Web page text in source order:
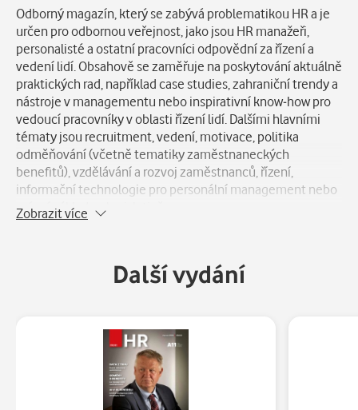
Popis
Odborný magazín, který se zabývá problematikou HR a je
určen pro odbornou veřejnost, jako jsou HR manažeři,
personalisté a ostatní pracovníci odpovědní za řízení a
vedení lidí. Obsahově se zaměřuje na poskytování aktuálně
praktických rad, například case studies, zahraniční trendy a
nástroje v managementu nebo inspirativní know-how pro
vedoucí pracovníky v oblasti řízení lidí. Dalšími hlavními
tématy jsou recruitment, vedení, motivace, politika
odměňování (včetně tematiky zaměstnaneckých
benefitů), vzdělávání a rozvoj zaměstnanců, řízení,
informační technologie pro personální management nebo
právní výklady v legislativě.
Zobrazit více
Další vydání